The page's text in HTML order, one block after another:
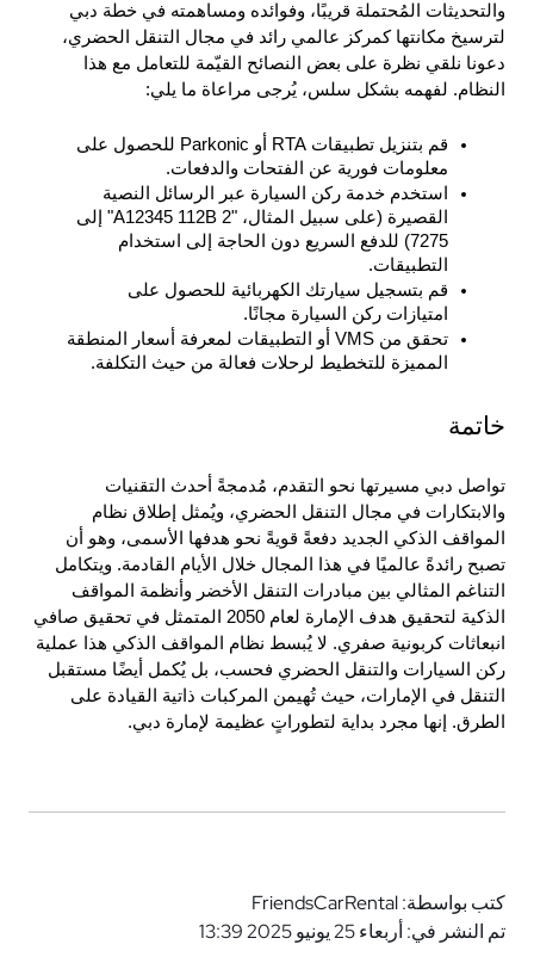
النظام. لفهمه بشكل سلس، يُرجى مراعاة ما يلي:
معلومات فورية عن الفتحات والدفعات.
التطبيقات.
امتيازات ركن السيارة مجانًا.
المميزة للتخطيط لرحلات فعالة من حيث التكلفة.
خاتمة
الطرق. إنها مجرد بداية لتطوراتٍ عظيمة لإمارة دبي.
كتب بواسطة: FriendsCarRental
تم النشر في: أربعاء 25 يونيو 2025 13:39